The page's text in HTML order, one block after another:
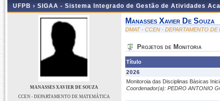
UFPB › SIGAA - Sistema Integrado de Gestão de Atividades
MANASSES XAVIER DE SOUZA
CCEN - DEPARTAMENTO DE MATEMÁTICA
Manasses Xavier De Souza
DMAT - CCEN - DEPARTAMENTO DE
Projetos de Monitoria
Título
2026
Monitoroia das Disciplinas Básicas
Coordenador(a): PEDRO ANTONIO